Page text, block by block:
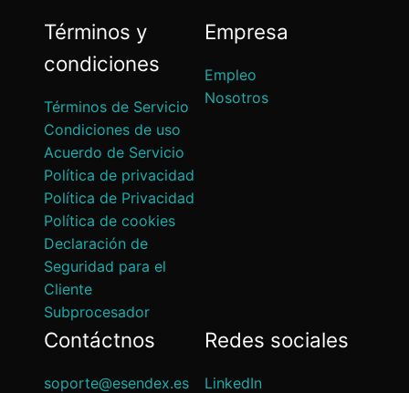
Términos y
condiciones
Términos de Servicio
Condiciones de uso
Acuerdo de Servicio
Política de privacidad
Política de Privacidad
Política de cookies
Declaración de
Seguridad para el
Cliente
Subprocesador
Empresa
Empleo
Nosotros
Contáctnos
soporte@esendex.es
Redes sociales
LinkedIn